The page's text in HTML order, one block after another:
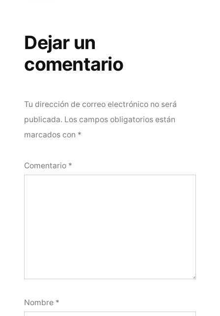
Dejar un
comentario
Tu dirección de correo electrónico no será
publicada. Los campos obligatorios están
marcados con *
Comentario *
Nombre *